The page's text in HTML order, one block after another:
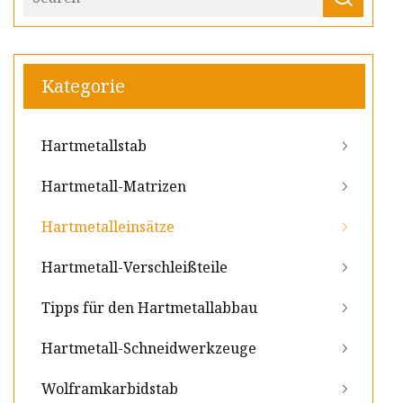
Kategorie
Hartmetallstab
Hartmetall-Matrizen
Hartmetalleinsätze
Hartmetall-Verschleißteile
Tipps für den Hartmetallabbau
Hartmetall-Schneidwerkzeuge
Wolframkarbidstab